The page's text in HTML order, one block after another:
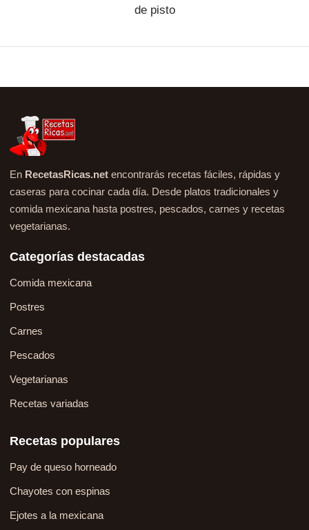
de pisto
En RecetasRicas.net encontrarás recetas fáciles, rápidas y
caseras para cocinar cada día. Desde platos tradicionales y
comida mexicana hasta postres, pescados, carnes y recetas
vegetarianas.
Categorías destacadas
Comida mexicana
Postres
Carnes
Pescados
Vegetarianas
Recetas variadas
Recetas populares
Pay de queso horneado
Chayotes con espinas
Ejotes a la mexicana